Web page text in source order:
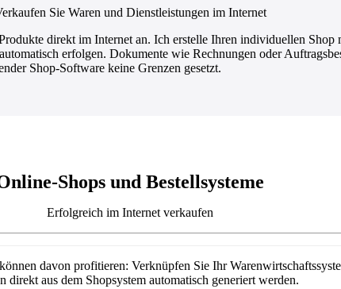
Sie Waren und Dienstleistungen im Internet
direkt im Internet an. Ich erstelle Ihren individuellen
erfolgen. Dokumente wie Rechnungen oder
Shop-Software keine Grenzen gesetzt.
Shops und Bestellsysteme
Erfolgreich im Internet verkaufen
davon profitieren: Verknüpfen Sie Ihr
aus dem Shopsystem automatisch generiert werden.